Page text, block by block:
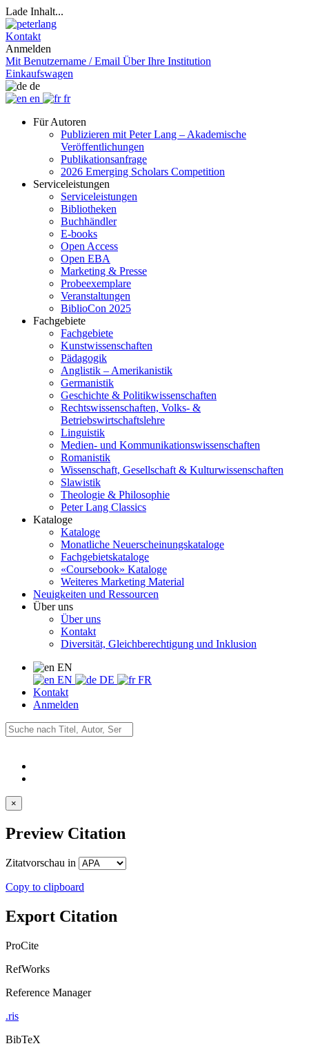
Lade Inhalt...
Kontakt
Anmelden
Mit Benutzername / Email Über Ihre Institution
Einkaufswagen
de
en
fr
Für Autoren
Publizieren mit Peter Lang – Akademische
Veröffentlichungen
Publikationsanfrage
2026 Emerging Scholars Competition
Serviceleistungen
Serviceleistungen
Bibliotheken
Buchhändler
E-books
Open Access
Open EBA
Marketing & Presse
Probeexemplare
Veranstaltungen
BiblioCon 2025
Fachgebiete
Fachgebiete
Kunstwissenschaften
Pädagogik
Anglistik – Amerikanistik
Germanistik
Geschichte & Politikwissenschaften
Rechtswissenschaften, Volks- &
Betriebswirtschaftslehre
Linguistik
Medien- und Kommunikationswissenschaften
Romanistik
Wissenschaft, Gesellschaft & Kulturwissenschaften
Slawistik
Theologie & Philosophie
Peter Lang Classics
Kataloge
Kataloge
Monatliche Neuerscheinungskataloge
Fachgebietskataloge
«Coursebook» Kataloge
Weiteres Marketing Material
Neuigkeiten und Ressourcen
Über uns
Über uns
Kontakt
Diversität, Gleichberechtigung und Inklusion
EN
EN
DE
FR
Kontakt
Anmelden
×
Preview Citation
Zitatvorschau in
Copy to clipboard
Export Citation
ProCite
RefWorks
Reference Manager
.ris
BibTeX